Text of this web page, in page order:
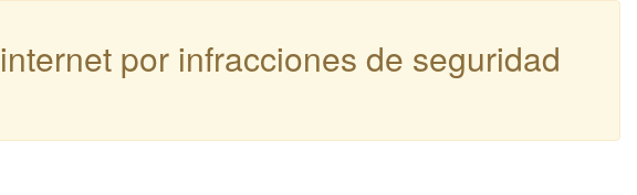
por infracciones de seguridad